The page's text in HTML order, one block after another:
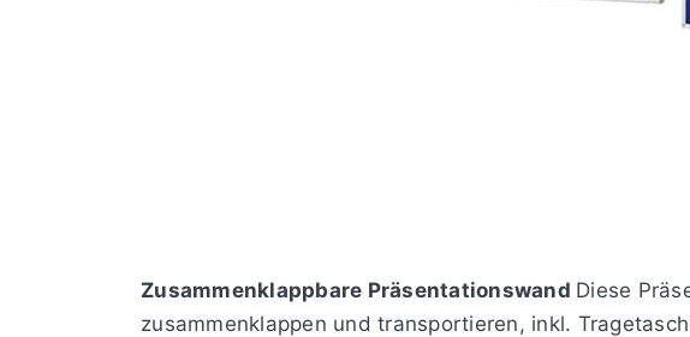
Zusammenklappbare Präsentationswand Diese
zusammenklappen und transportieren, inkl.